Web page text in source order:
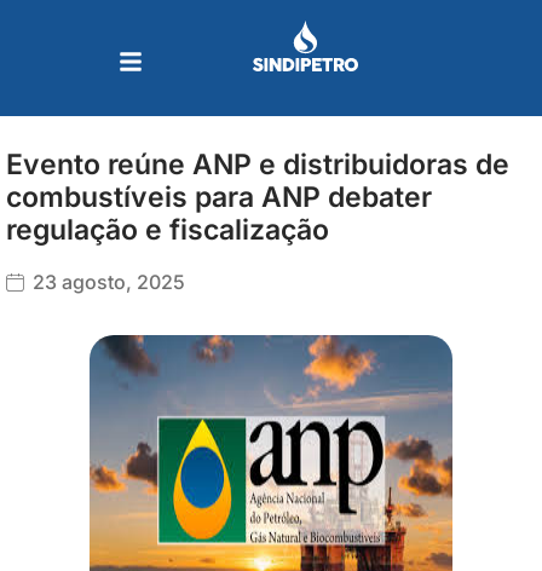
Evento reúne ANP e distribuidoras de
combustíveis para ANP debater
regulação e fiscalização
23 agosto, 2025